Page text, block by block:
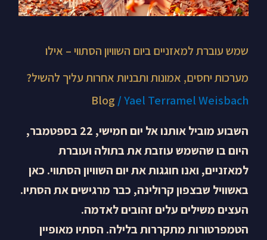
שמש עוברת למאזניים ביום השוויון הסתווי – אילו
מערכות יחסים, אמונות ותבניות אחרות עליך להשיל?
Blog /Yael Terramel Weisbach
השבוע מוביל אותנו אל יום חמישי, 22 בספטמבר,
היום בו שהשמש עוזבת את בתולה ועוברת
למאזניים, ואנו חוגגות את יום השוויון הסתווי. כאן
באשוויל שבצפון קרולינה, כבר מרגישים את הסתיו.
העצים משילים עלים זהובים לאדמה.
הטמפרטורות מתקררות בלילה. הסתיו מאופיין
ותבניות
עליך